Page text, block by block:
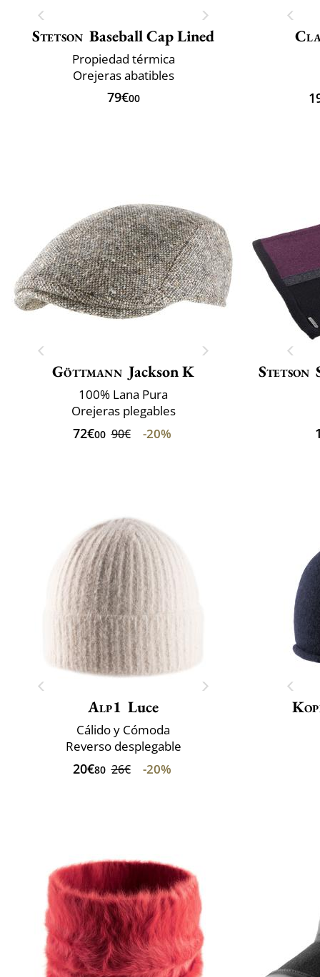
Stetson Baseball Cap Lined
Propiedad térmica
Orejeras abatibles
79€00
Göttmann Jackson K
100% Lana Pura
Orejeras plegables
72€00 90€ -20%
Stetson
Alp1 Luce
Cálido y Cómoda
Reverso desplegable
20€80 26€ -20%